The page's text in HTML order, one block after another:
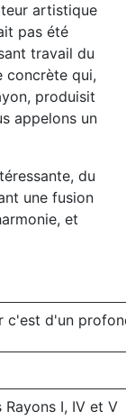
artistique
pas été
travail du
concrète qui,
produisit
appelons un
du
une fusion
et
c'est d'un
Rayons I, IV et V